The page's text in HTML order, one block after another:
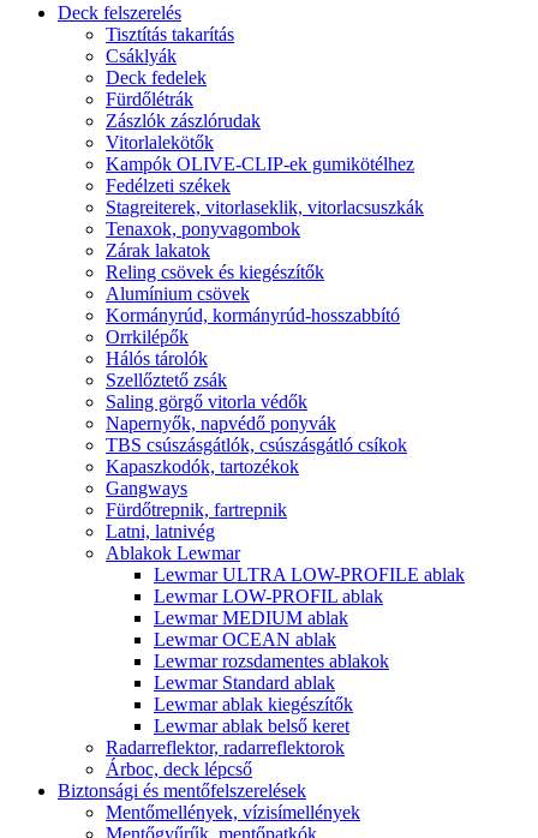
Deck felszerelés
Tisztítás takarítás
Csáklyák
Deck fedelek
Fürdőlétrák
Zászlók zászlórudak
Vitorlalekötők
Kampók OLIVE-CLIP-ek gumikötélhez
Fedélzeti székek
Stagreiterek, vitorlaseklik, vitorlacsuszkák
Tenaxok, ponyvagombok
Zárak lakatok
Reling csövek és kiegészítők
Alumínium csövek
Kormányrúd, kormányrúd-hosszabbító
Orrkilépők
Hálós tárolók
Szellőztető zsák
Saling görgő vitorla védők
Napernyők, napvédő ponyvák
TBS csúszásgátlók, csúszásgátló csíkok
Kapaszkodók, tartozékok
Gangways
Fürdőtrepnik, fartrepnik
Latni, latnivég
Ablakok Lewmar
Lewmar ULTRA LOW-PROFILE ablak
Lewmar LOW-PROFIL ablak
Lewmar MEDIUM ablak
Lewmar OCEAN ablak
Lewmar rozsdamentes ablakok
Lewmar Standard ablak
Lewmar ablak kiegészítők
Lewmar ablak belső keret
Radarreflektor, radarreflektorok
Árboc, deck lépcső
Biztonsági és mentőfelszerelések
Mentőmellények, vízisímellények
Mentőgyűrűk, mentőpatkók